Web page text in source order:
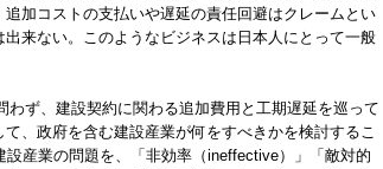
加コストの支払いや遅延の責任回避はクレームとい
来ない。このようなビジネスは日本人にとって一般
ず、建設契約に関わる追加費用と工期遅延を巡って
、政府を含む建設産業が何をすべきかを検討するこ
産業の問題を、「非効率（ineffective）」「敵対的